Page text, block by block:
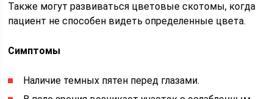
Также могут развиваться цветовые скотомы, когда
пациент не способен видеть определенные цвета.
Симптомы
Наличие темных пятен перед глазами.